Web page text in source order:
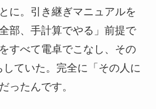
に。引き継ぎマニュアルを
部、手計算でやる」前提で
すべて電卓でこなし、その
ていた。完全に「その人に
ったんです。